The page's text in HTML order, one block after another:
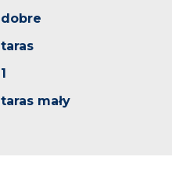
dobre
taras
1
taras mały